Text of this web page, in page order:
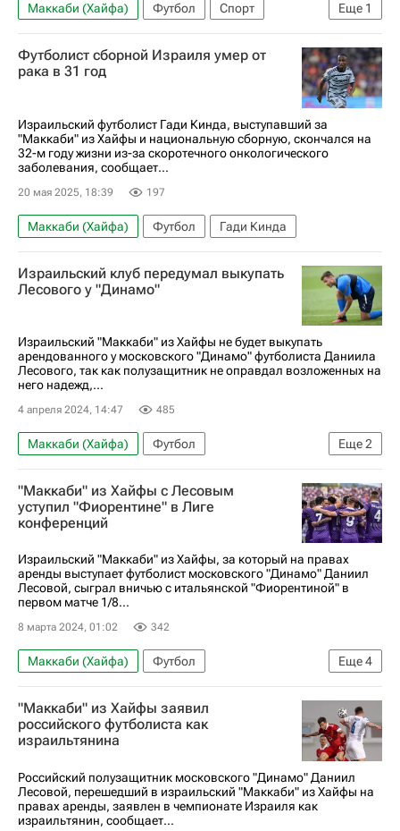
Еще 1
Маккаби (Хайфа) Футбол
Спорт
Союз европейских футбольных ассоциаций (УЕФА)
Футболист сборной Израиля умер от
рака в 31 год
Израильский футболист Гади Кинда, выступавший за
"Маккаби" из Хайфы и национальную сборную, скончался на
32-м году жизни из-за скоротечного онкологического
заболевания, сообщает...
20 мая 2025, 18:39 197
Маккаби (Хайфа) Футбол Гади Кинда
Израильский клуб передумал выкупать
Лесового у "Динамо"
Израильский "Маккаби" из Хайфы не будет выкупать
арендованного у московского "Динамо" футболиста Даниила
Лесового, так как полузащитник не оправдал возложенных на
него надежд,...
4 апреля 2024, 14:47 485
Еще2
Маккаби (Хайфа)
Футбол
Даниил Лесовой
Динамо Москва
"Маккаби" из Хайфы с Лесовым
уступил "Фиорентине" в Лиге
конференций
Израильский "Маккаби" из Хайфы, за который на правах
аренды выступает футболист московского "Динамо" Даниил
Лесовой, сыграл вничью с итальянской "Фиорентиной" в
первом матче 1/8...
8 марта 2024, 01:02 342
Еще4
Маккаби (Хайфа)
Футбол
Даниил Лесовой
Магомед Оздоев
Фиорентина
ПАОК
"Маккаби" из Хайфы заявил
российского футболиста как
израильтянина
Российский полузащитник московского "Динамо" Даниил
Лесовой, перешедший в израильский "Маккаби" из Хайфы на
правах аренды, заявлен в чемпионате Израиля как
израильтянин, сообщает...